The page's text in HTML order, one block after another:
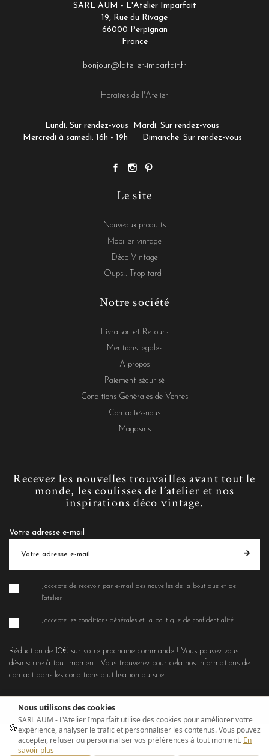
SARL AUM - L'Atelier Imparfait
19, Rue du Rivage
66000 Perpignan
France
bonjour@latelier-imparfait.fr
Horaires de l'Atelier
Lundi: Sur rendez-vous
Mardi: Sur rendez-vous
Mercredi à samedi: 16h - 19h
Dimanche: Sur rendez-vous
Le site
Nouveaux produits
Mobilier vintage
Déco Vintage
Oups... Trop tard !
Notre société
Livraison et Retours
Mentions légales
A propos
Paiement sécurisé
Conditions Générales de Ventes
Contactez-nous
Magasins
Recevez les nouvelles trouvailles avant tout le
monde, les coulisses de l’atelier et nos
inspirations déco vintage.
Votre adresse e-mail
J'accepte de recevoir par e-mail des nouvelles de la boutique et de
l'atelier
J'accepte les conditions générales et la politique de confidentialité
Réduction de 10€ sur votre prochaine commande ! Vous pouvez vous
désinscrire à tout moment. Vous trouverez pour cela nos informations de
contact dans les conditions d'utilisation du site.
© L'Atelier Imparfait 2021
🍪
Nous utilisons des cookies
SARL AUM - L'Atelier Imparfait utilise des cookies pour améliorer votre
expérience, analyser le trafic et personnaliser les contenus. Vous pouvez
accepter, refuser ou personnaliser vos préférences à tout moment. En
savoir plus